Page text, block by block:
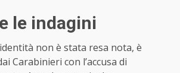
le indagini
non è stata resa nota, è
Carabinieri con l’accusa di